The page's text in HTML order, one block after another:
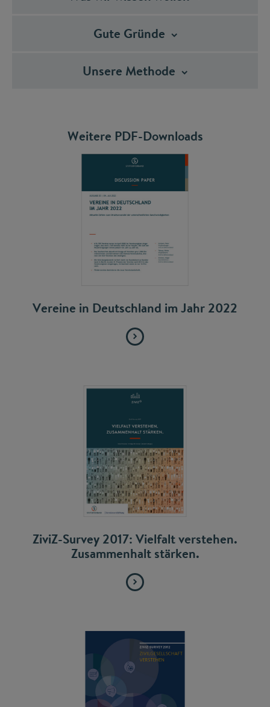
Gute Gründe
Unsere Methode
Weitere PDF-Downloads
Vereine in Deutschland im Jahr 2022
ZiviZ-Survey 2017: Vielfalt verstehen.
Zusammenhalt stärken.